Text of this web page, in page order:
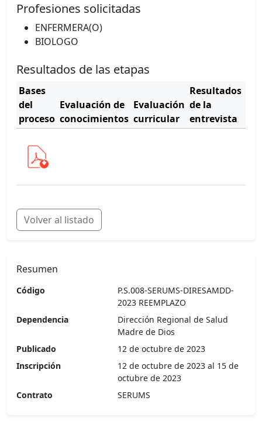
Profesiones solicitadas
ENFERMERA(O)
BIOLOGO
Resultados de las etapas
Bases
del
proceso
Evaluación de
conocimientos
Evaluación
curricular
Resultados
de la
entrevista
Volver al listado
Resumen
Código
P.S.008-SERUMS-DIRESAMDD-
2023 REEMPLAZO
Dependencia
Dirección Regional de Salud
Madre de Dios
Publicado
12 de octubre de 2023
Inscripción
12 de octubre de 2023 al 15 de
octubre de 2023
Contrato
SERUMS